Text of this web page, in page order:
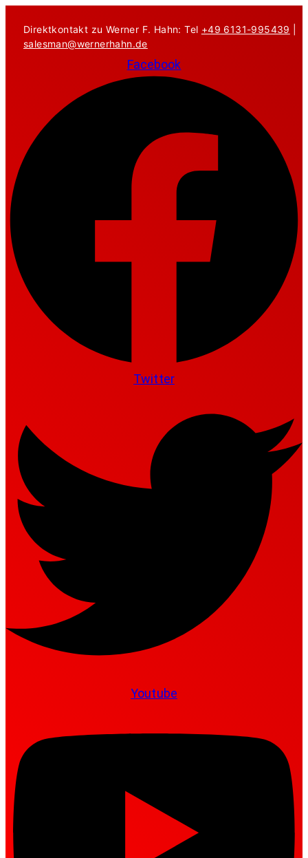
Inhalt
springen
Direktkontakt zu Werner F. Hahn: Tel +49 6131-995439
salesman@wernerhahn.de
Facebook
Twitter
Youtube